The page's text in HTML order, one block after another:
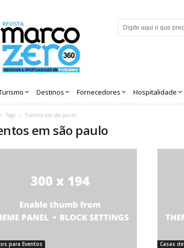
Destinos Fornecedores Hospitalidade
Tags Eventos em são paulo
em são paulo
para Eventos Casas